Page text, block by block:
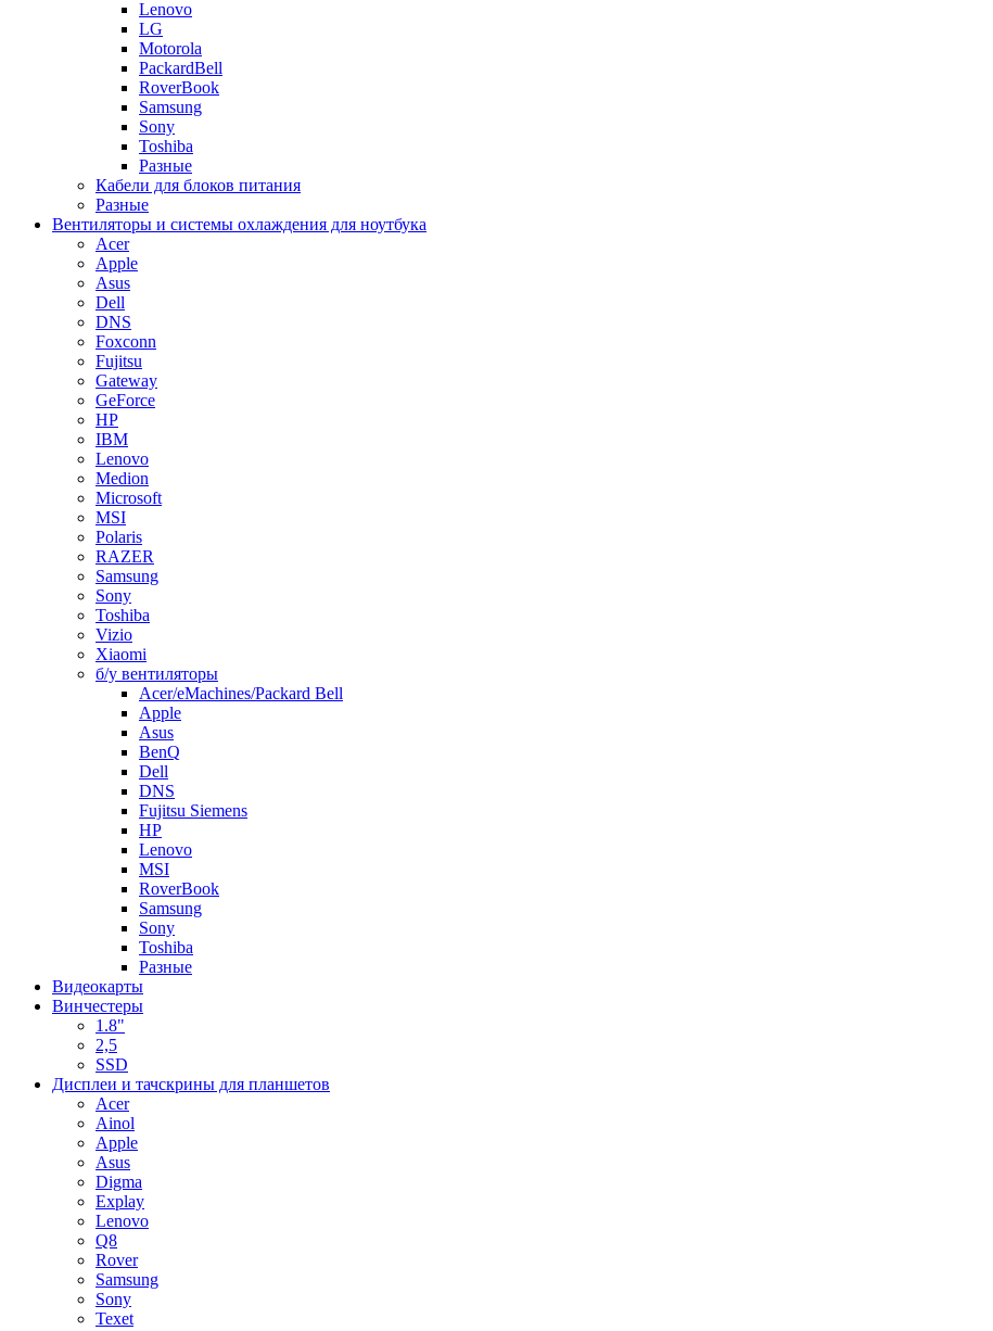
Lenovo
LG
Motorola
PackardBell
RoverBook
Samsung
Sony
Toshiba
Разные
Кабели для блоков питания
Разные
Вентиляторы и системы охлаждения для ноутбука
Acer
Apple
Asus
Dell
DNS
Foxconn
Fujitsu
Gateway
GeForce
HP
IBM
Lenovo
Medion
Microsoft
MSI
Polaris
RAZER
Samsung
Sony
Toshiba
Vizio
Xiaomi
б/у вентиляторы
Acer/eMachines/Packard Bell
Apple
Asus
BenQ
Dell
DNS
Fujitsu Siemens
HP
Lenovo
MSI
RoverBook
Samsung
Sony
Toshiba
Разные
Видеокарты
Винчестеры
1.8"
2,5
SSD
Дисплеи и тачскрины для планшетов
Acer
Ainol
Apple
Asus
Digma
Explay
Lenovo
Q8
Rover
Samsung
Sony
Texet